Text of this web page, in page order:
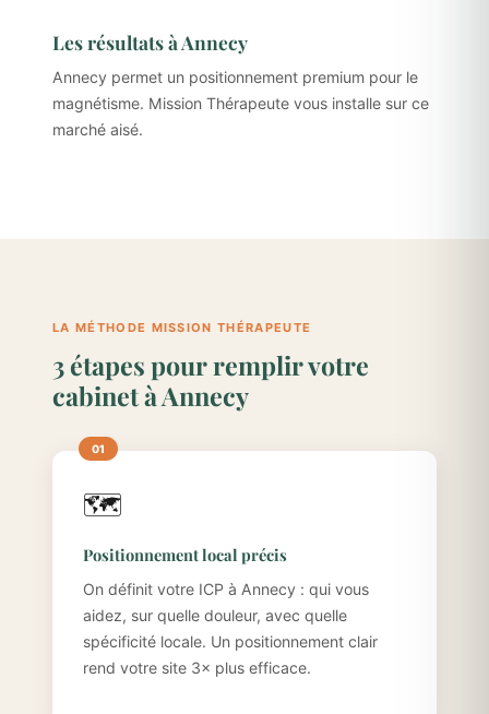
Les résultats à Annecy
Annecy permet un positionnement premium pour le
magnétisme. Mission Thérapeute vous installe sur ce
marché aisé.
LA MÉTHODE MISSION THÉRAPEUTE
3 étapes pour remplir votre
cabinet à Annecy
🗺️
Positionnement local précis
On définit votre ICP à Annecy : qui vous
aidez, sur quelle douleur, avec quelle
spécificité locale. Un positionnement clair
rend votre site 3× plus efficace.